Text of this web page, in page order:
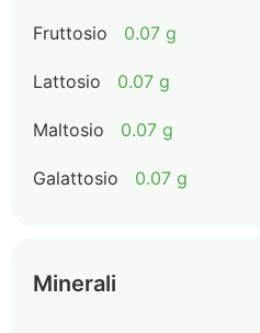
Fruttosio 0.07 g
Lattosio 0.07 g
Maltosio 0.07 g
Galattosio 0.07 g
Minerali